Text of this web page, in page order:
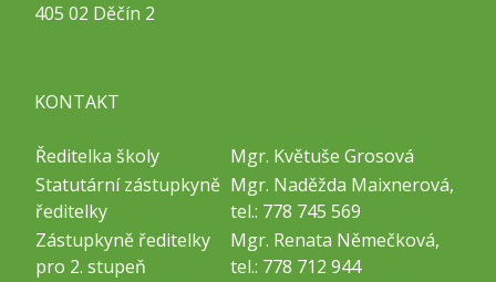
405 02 Děčín 2
KONTAKT
Ředitelka školy
Mgr. Květuše Grosová
Statutární zástupkyně
ředitelky
Mgr. Naděžda Maixnerová,
tel.: 778 745 569
Zástupkyně ředitelky
pro 2. stupeň
Mgr. Renata Němečková,
tel.: 778 712 944